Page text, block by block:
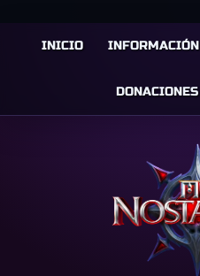
INICIO INFORMACIÓN
DONACIONES